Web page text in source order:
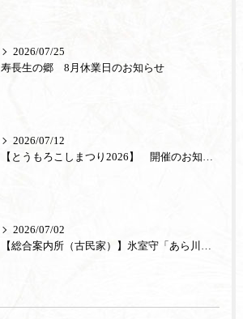
2026/07/25
寿長生の郷 8月休業日のお知らせ
2026/07/12
【とうもろこしまつり2026】 開催のお知らせ
2026/07/02
【総合案内所（古民家）】氷室守「あら川の桃」が登場